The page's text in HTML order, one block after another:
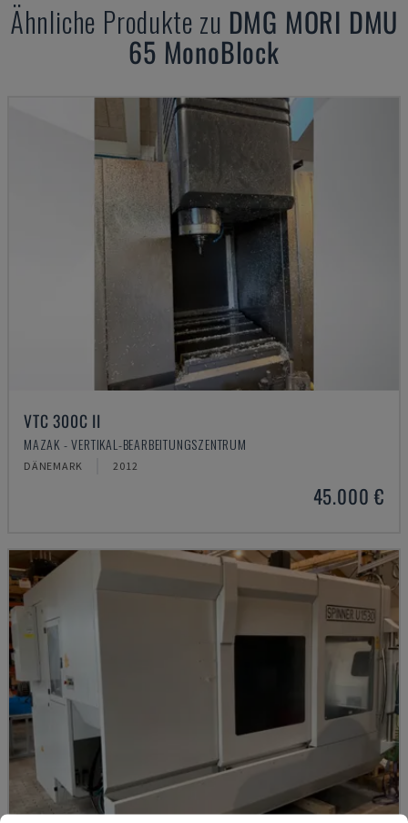
Ähnliche Produkte zu DMG MORI DMU
65 MonoBlock
VTC 300C II
MAZAK - VERTIKAL-BEARBEITUNGSZENTRUM
DÄNEMARK 2012
45.000 €